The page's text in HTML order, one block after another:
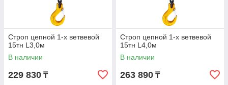
Строп цепной 1-х ветвевой
15тн L3,0м
В наличии
229 830 ₸
Строп цепной 1-х ветвевой
15тн L4,0м
В наличии
263 890 ₸